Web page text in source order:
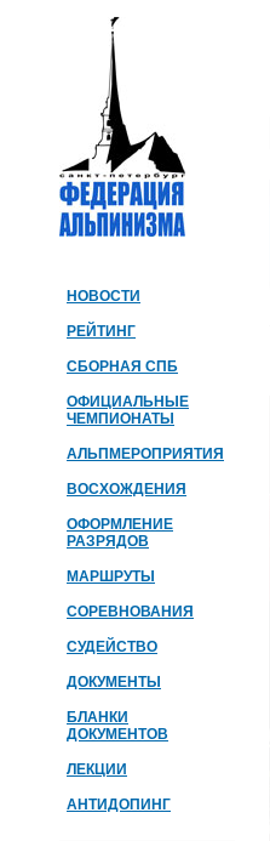
НОВОСТИ
РЕЙТИНГ
СБОРНАЯ СПБ
ОФИЦИАЛЬНЫЕ
ЧЕМПИОНАТЫ
АЛЬПМЕРОПРИЯТИЯ
ВОСХОЖДЕНИЯ
ОФОРМЛЕНИЕ
РАЗРЯДОВ
МАРШРУТЫ
СОРЕВНОВАНИЯ
СУДЕЙСТВО
ДОКУМЕНТЫ
БЛАНКИ
ДОКУМЕНТОВ
ЛЕКЦИИ
АНТИДОПИНГ